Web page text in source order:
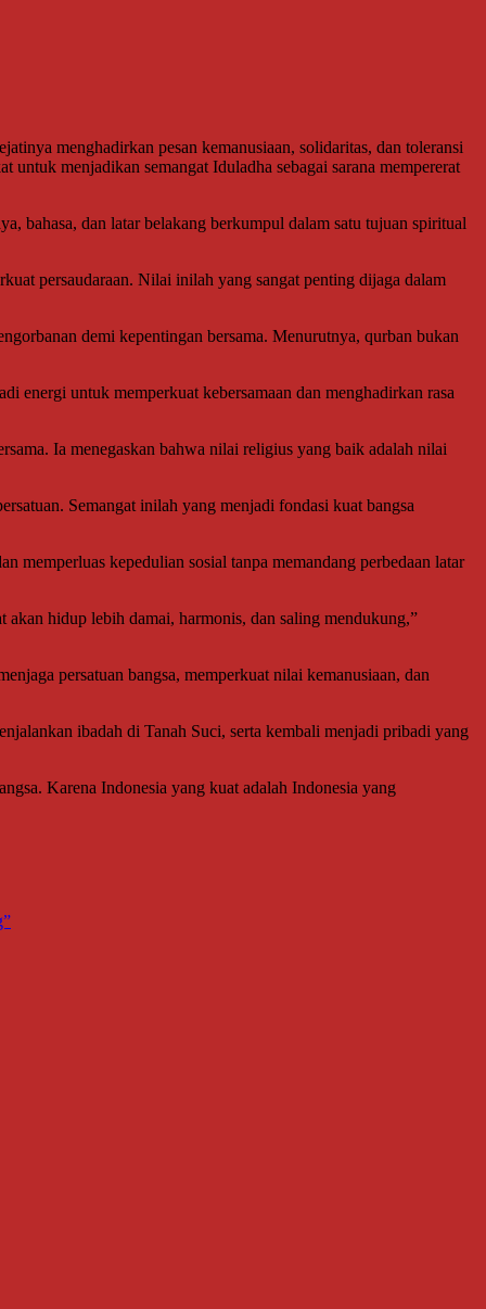
menghadirkan pesan kemanusiaan, solidaritas, dan toleransi
menjadikan semangat Iduladha sebagai sarana mempererat
bahasa, dan latar belakang berkumpul dalam satu tujuan spiritual
persaudaraan. Nilai inilah yang sangat penting dijaga dalam
demi kepentingan bersama. Menurutnya, qurban bukan
energi untuk memperkuat kebersamaan dan menghadirkan rasa
Ia menegaskan bahwa nilai religius yang baik adalah nilai
Semangat inilah yang menjadi fondasi kuat bangsa
memperluas kepedulian sosial tanpa memandang perbedaan latar
akan hidup lebih damai, harmonis, dan saling mendukung,”
persatuan bangsa, memperkuat nilai kemanusiaan, dan
ibadah di Tanah Suci, serta kembali menjadi pribadi yang
Karena Indonesia yang kuat adalah Indonesia yang